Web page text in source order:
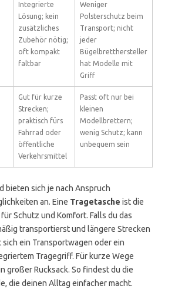
Integrierte
Lösung; kein
zusätzliches
Zubehör nötig;
oft kompakt
faltbar
Weniger
Polsterschutz beim
Transport; nicht
jeder
Bügelbretthersteller
hat Modelle mit
Griff
Gut für kurze
Strecken;
praktisch fürs
Fahrrad oder
öffentliche
Verkehrsmittel
Passt oft nur bei
kleinen
Modellbrettern;
wenig Schutz; kann
unbequem sein
bieten sich je nach Anspruch
an. Eine Tragetasche ist die
Schutz und Komfort. Falls du das
transportierst und längere Strecken
ein Transportwagen oder ein
Tragegriff. Für kurze Wege
großer Rucksack. So findest du die
die deinen Alltag einfacher macht.